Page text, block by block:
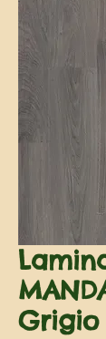
Grigio